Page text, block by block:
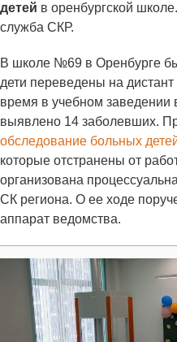
детей в оренбургской
служба СКР.
В школе №69 в Оренбурге
дети переведены на
время в учебном заведении
выявлено 14 заболевших.
обследование больных
которые отстранены от
организована
СК региона. О ее ходе
аппарат ведомства.